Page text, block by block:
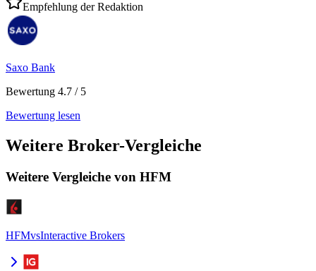
Empfehlung der Redaktion
Saxo Bank
Bewertung 4.7 / 5
Bewertung lesen
Weitere Broker-Vergleiche
Weitere Vergleiche von HFM
HFMvsInteractive Brokers